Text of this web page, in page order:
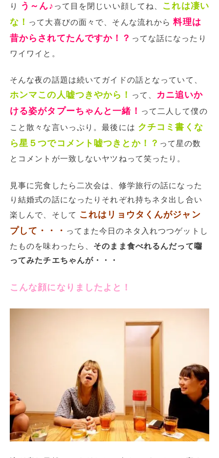
り
う～ん♪ って目を閉じいい顔してね、
これは凄い
な！ って大喜びの面々で、そんな流れから料理は
昔からされてたんですか！？ ってな話になったり
ワイワイと。
そんな夜の話題は続いてガイドの話となっていて、
ホンマこの人嘘つきやから！ って、 カニ追いか
ける姿がタプーちゃんと一緒！ って二人して僕の
こと散々な言いっぷり。最後には クチコミ書くな
ら星５つでコメント嘘つきとか！？ って星の数
とコメントが一致しないヤツねって笑ったり。
見事に完食したら二次会は、修学旅行の話になった
り結婚式の話になったりそれぞれ持ちネタ出し合い
楽しんで、そして これはリョウタくんがジャン
プして・・・ ってまた今日のネタ入れつつゲットし
たものを味わったら、 そのまま食べれるんだって囓
ってみたチエちゃんが・・・
こんな顔になりましたよと！